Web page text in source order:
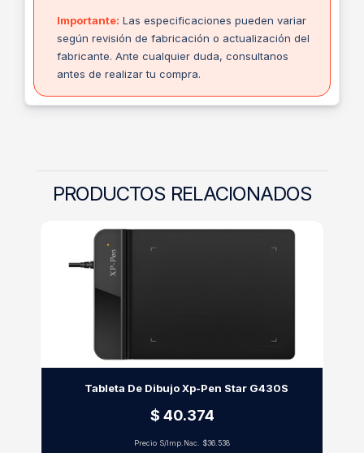
Importante: Las especificaciones pueden variar
según revisión de fabricación o actualización del
fabricante. Ante cualquier duda, consultanos
antes de realizar tu compra.
PRODUCTOS RELACIONADOS
Tableta De Dibujo Xp-Pen Star G430S
$ 40.374
Precio S/Imp.Nac. $36.538